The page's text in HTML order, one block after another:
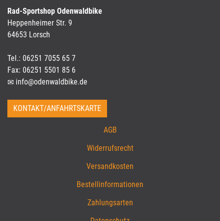
Rad-Sportshop Odenwaldbike
Heppenheimer Str. 9
64653 Lorsch
Tel.: 06251 7055 65 7
Fax: 06251 5501 85 6
info@odenwaldbike.de
KONTAKT/ANFAHRTSKARTE
AGB
Widerrufsrecht
Versandkosten
Bestellinformationen
Zahlungsarten